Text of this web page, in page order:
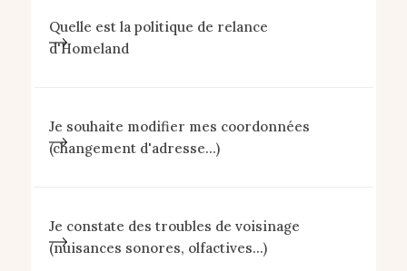
Quelle est la politique de relance
d'Homeland
Je souhaite modifier mes coordonnées
(changement d'adresse...)
Je constate des troubles de voisinage
(nuisances sonores, olfactives...)